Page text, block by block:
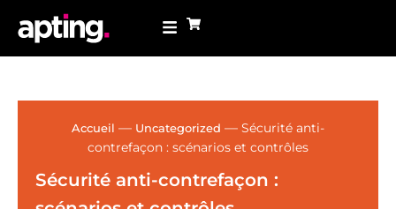
Accueil — Uncategorized — Sécurité anti-
contrefaçon : scénarios et contrôles
Sécurité anti-contrefaçon :